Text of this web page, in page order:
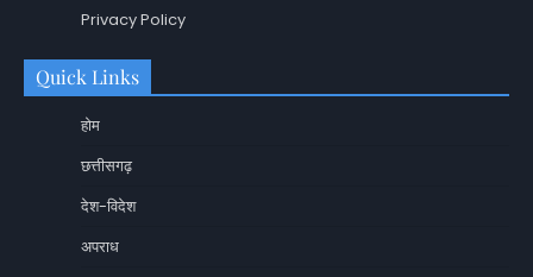
Privacy Policy
Quick Links
होम
छत्तीसगढ़
देश-विदेश
अपराध